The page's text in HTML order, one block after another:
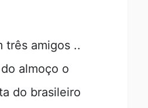
três amigos ..
almoço o
do brasileiro